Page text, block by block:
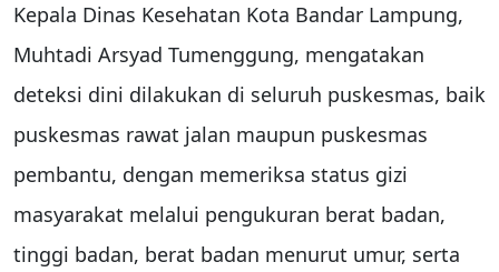
Kepala Dinas Kesehatan Kota Bandar Lampung,
Muhtadi Arsyad Tumenggung, mengatakan
deteksi dini dilakukan di seluruh puskesmas, baik
puskesmas rawat jalan maupun puskesmas
pembantu, dengan memeriksa status gizi
masyarakat melalui pengukuran berat badan,
tinggi badan, berat badan menurut umur, serta